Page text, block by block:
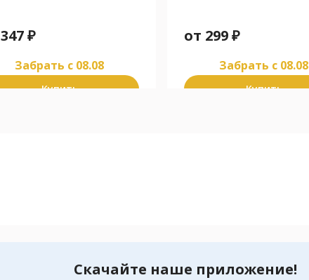
347₽
Забрать c 08.08
Купить
от 299₽
Забрать c 08.08
Купить
Скачайте наше приложение!